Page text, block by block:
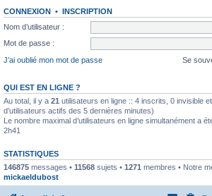
CONNEXION • INSCRIPTION
Nom d’utilisateur :
Mot de passe :
J’ai oublié mon mot de passe
Se
QUI EST EN LIGNE ?
Au total, il y a 21 utilisateurs en ligne :: 4 inscrits, 0 invisible
d’utilisateurs actifs des 5 dernières minutes)
Le nombre maximal d’utilisateurs en ligne simultanément a
2h41
STATISTIQUES
146875 messages • 11568 sujets • 1271 membres • Notre
mickaeldubost